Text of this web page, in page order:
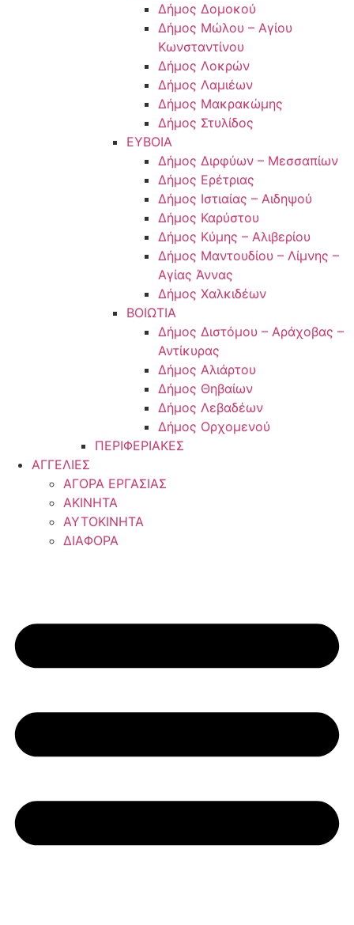
Δήμος Δομοκού
Δήμος Μώλου – Αγίου
Κωνσταντίνου
Δήμος Λοκρών
Δήμος Λαμιέων
Δήμος Μακρακώμης
Δήμος Στυλίδος
ΕΥΒΟΙΑ
Δήμος Διρφύων – Μεσσαπίων
Δήμος Ερέτριας
Δήμος Ιστιαίας – Αιδηψού
Δήμος Καρύστου
Δήμος Κύμης – Αλιβερίου
Δήμος Μαντουδίου – Λίμνης –
Αγίας Άννας
Δήμος Χαλκιδέων
ΒΟΙΩΤΙΑ
Δήμος Διστόμου – Αράχοβας –
Αντίκυρας
Δήμος Αλιάρτου
Δήμος Θηβαίων
Δήμος Λεβαδέων
Δήμος Ορχομενού
ΠΕΡΙΦΕΡΙΑΚΕΣ
ΑΓΓΕΛΙΕΣ
ΑΓΟΡΑ ΕΡΓΑΣΙΑΣ
ΑΚΙΝΗΤΑ
ΑΥΤΟΚΙΝΗΤΑ
ΔΙΑΦΟΡΑ